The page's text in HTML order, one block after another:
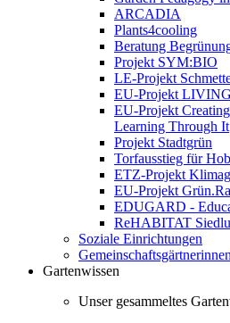
ARCADIA
Plants4cooling
Beratung
Projekt SYM:BIO
LE-Projekt
EU-Projekt
EU-Projekt
Learning Through It
Projekt Stadtgrün
Torfausstieg für
ETZ-Projekt
EU-Projekt
EDUGARD -
ReHABITAT
Soziale Einrichtungen
Gartenwissen
Unser gesammeltes